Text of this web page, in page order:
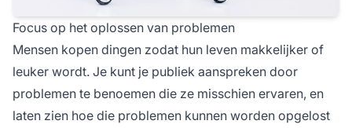
Focus op het oplossen van problemen
Mensen kopen dingen zodat hun leven makkelijker of
leuker wordt. Je kunt je publiek aanspreken door
problemen te benoemen die ze misschien ervaren, en
laten zien hoe die problemen kunnen worden opgelost